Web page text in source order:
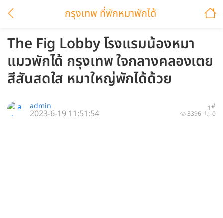
กรุงเทพ ที่พักหมาพักได้
The Fig Lobby โรงแรมน้องหมา
แมวพักได้ กรุงเทพ ใจกลางคลองเตย
สีสันสดใส หมาใหญ่พักได้ด้วย
1#
admin
3396 0
2023-6-19 11:51:54